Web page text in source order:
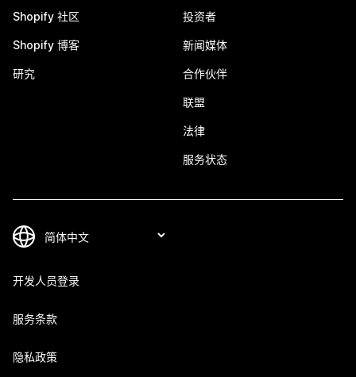
Shopify 社区
Shopify 博客
研究
投资者
新闻媒体
合作伙伴
联盟
法律
服务状态
开发人员登录
服务条款
隐私政策